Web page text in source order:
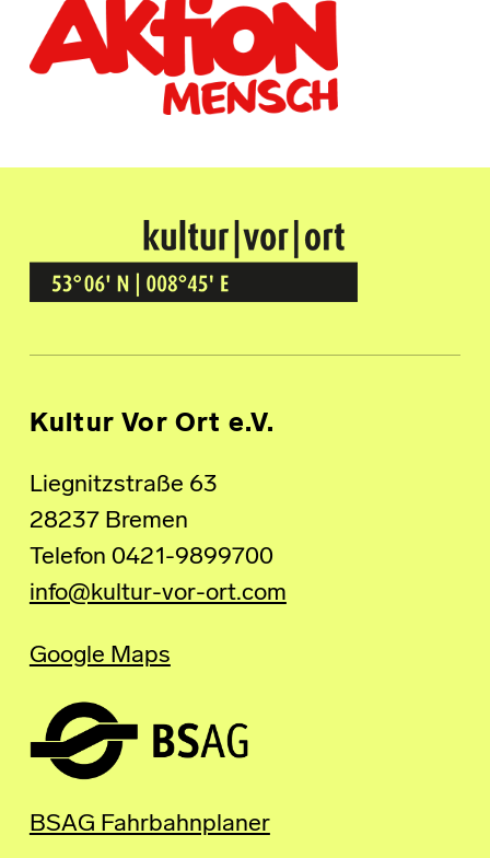
Kultur Vor Ort
BREMEN GRÖPELINGEN
Kultur Vor Ort e.V.
Liegnitzstraße 63
28237 Bremen
Telefon 0421-9899700
info@kultur-vor-ort.com
Google Maps
BSAG Fahrbahnplaner